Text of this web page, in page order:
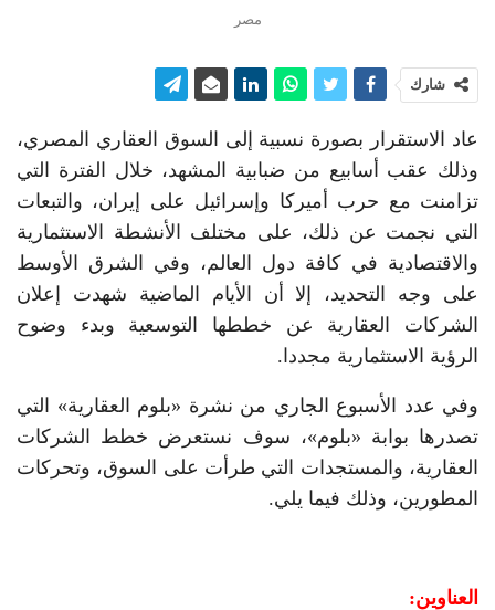
مصر
شارك
عاد الاستقرار بصورة نسبية إلى السوق العقاري المصري،
وذلك عقب أسابيع من ضبابية المشهد، خلال الفترة التي
تزامنت مع حرب أميركا وإسرائيل على إيران، والتبعات
التي نجمت عن ذلك، على مختلف الأنشطة الاستثمارية
والاقتصادية في كافة دول العالم، وفي الشرق الأوسط
على وجه التحديد، إلا أن الأيام الماضية شهدت إعلان
الشركات العقارية عن خططها التوسعية وبدء وضوح
الرؤية الاستثمارية مجددا.
وفي عدد الأسبوع الجاري من نشرة «بلوم العقارية» التي
تصدرها بوابة «بلوم»، سوف نستعرض خطط الشركات
العقارية، والمستجدات التي طرأت على السوق، وتحركات
المطورين، وذلك فيما يلي.
العناوين: